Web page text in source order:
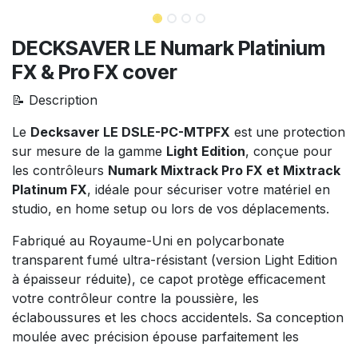
DECKSAVER LE Numark Platinium
FX & Pro FX cover
📝 Description
Le Decksaver LE DSLE-PC-MTPFX est une protection
sur mesure de la gamme Light Edition, conçue pour
les contrôleurs Numark Mixtrack Pro FX et Mixtrack
Platinum FX, idéale pour sécuriser votre matériel en
studio, en home setup ou lors de vos déplacements.
Fabriqué au Royaume-Uni en polycarbonate
transparent fumé ultra-résistant (version Light Edition
à épaisseur réduite), ce capot protège efficacement
votre contrôleur contre la poussière, les
éclaboussures et les chocs accidentels. Sa conception
moulée avec précision épouse parfaitement les